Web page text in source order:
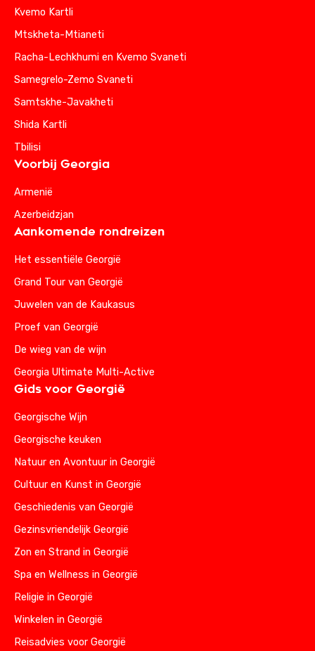
Kvemo Kartli
Mtskheta-Mtianeti
Racha-Lechkhumi en Kvemo Svaneti
Samegrelo-Zemo Svaneti
Samtskhe-Javakheti
Shida Kartli
Tbilisi
Voorbij Georgia
Armenië
Azerbeidzjan
Aankomende rondreizen
Het essentiële Georgië
Grand Tour van Georgië
Juwelen van de Kaukasus
Proef van Georgië
De wieg van de wijn
Georgia Ultimate Multi-Active
Gids voor Georgië
Georgische Wijn
Georgische keuken
Natuur en Avontuur in Georgië
Cultuur en Kunst in Georgië
Geschiedenis van Georgië
Gezinsvriendelijk Georgië
Zon en Strand in Georgië
Spa en Wellness in Georgië
Religie in Georgië
Winkelen in Georgië
Reisadvies voor Georgië